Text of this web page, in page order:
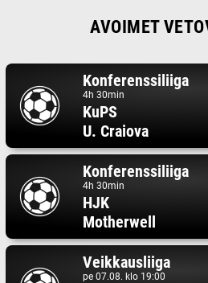
AVOIMET
Konferenssiliiga
4h 30min
KuPS
U. Craiova
Konferenssiliiga
4h 30min
HJK
Motherwell
Veikkausliiga
pe 07.08. klo 19:00